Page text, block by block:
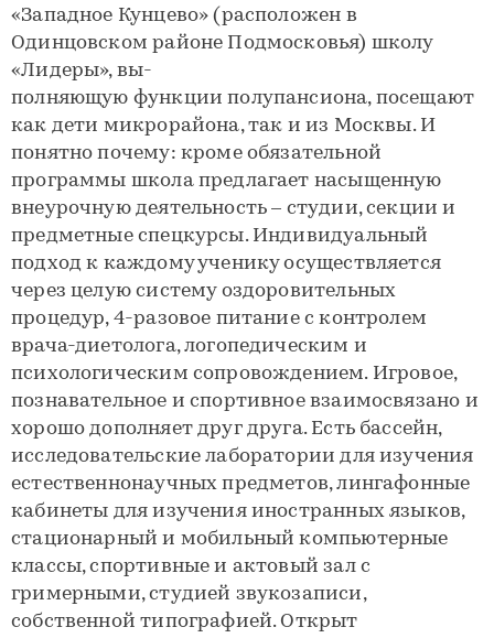
«Западное Кунцево» (расположен в
Одинцовском районе Подмосковья) школу
«Лидеры», вы-
полняющую функции полупансиона, посещают
как дети микрорайона, так и из Москвы. И
понятно почему: кроме обязательной
программы школа предлагает насыщенную
внеурочную деятельность – студии, секции и
предметные спецкурсы. Индивидуальный
подход к каждому ученику осуществляется
через целую систему оздоровительных
процедур, 4-разовое питание с контролем
врача-диетолога, логопедическим и
психологическим сопровождением. Игровое,
познавательное и спортивное взаимосвязано и
хорошо дополняет друг друга. Есть бассейн,
исследовательские лаборатории для изучения
естественнонаучных предметов, лингафонные
кабинеты для изучения иностранных языков,
стационарный и мобильный компьютерные
классы, спортивные и актовый зал с
гримерными, студией звукозаписи,
собственной типографией. Открыт